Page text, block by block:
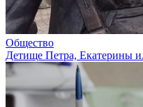
Общество
Детище Петра, Екатерины